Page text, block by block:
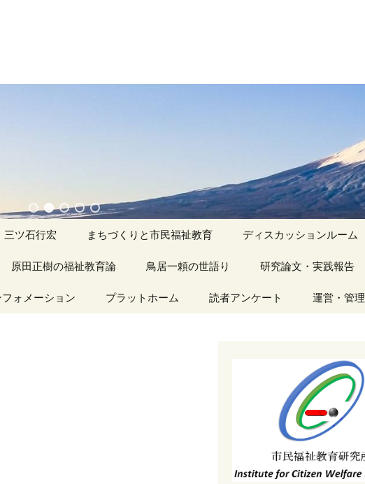
三ツ石行宏 まちづくりと市民福祉教育
アーカイブ（１）
ディスカッションルーム
アーカイブ（１）
アーカイブ（４）
記事（151）～
アーカイブ（５）
記事（201）～
原田正樹の福祉教育論
アーカイブ（１）
鳥居一頼の世語り
アーカイブ（１）
研究論文・実践報告
アーカイブ（１）
アーカイブ（３）
調査報告
アーカイブ（４）
実践報告
アーカイブ（５）
コラム
フォメーション プラットホーム 読者アンケート 運営・管理